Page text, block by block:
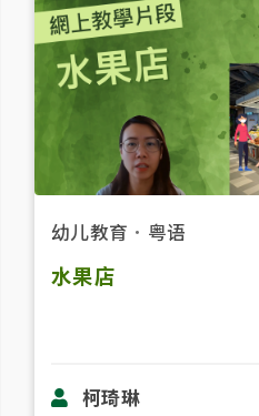
幼儿教育 ． 粤语
水果店
柯琦琳